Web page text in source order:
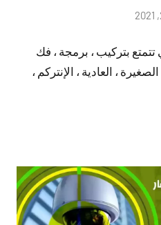
تعليقات
تتمتع بتركيب ، برمجة ، فك
، العادية ، الإنتركم ،